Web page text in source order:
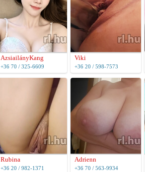
AzsiailányKang
+36 70 / 325-6609
Viki
+36 20 / 598-7573
Rubina
+36 20 / 982-1371
Adrienn
+36 70 / 563-9934